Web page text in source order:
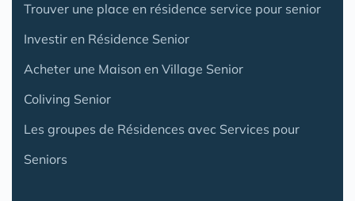
Trouver une place en résidence service pour senior
Investir en Résidence Senior
Acheter une Maison en Village Senior
Coliving Senior
Les groupes de Résidences avec Services pour
Seniors